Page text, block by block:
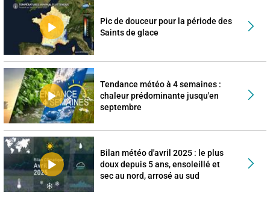
Pic de douceur pour la période des
Saints de glace
Tendance météo à 4 semaines :
chaleur prédominante jusqu'en
septembre
Bilan météo d'avril 2025 : le plus
doux depuis 5 ans, ensoleillé et
sec au nord, arrosé au sud